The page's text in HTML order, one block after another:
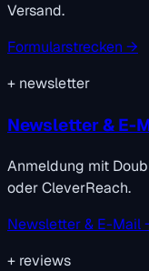
Versand.
Formularstrecken →
+ newsletter
Newsletter & E-
Anmeldung mit
oder CleverReach.
Newsletter & E-Mail
+ reviews